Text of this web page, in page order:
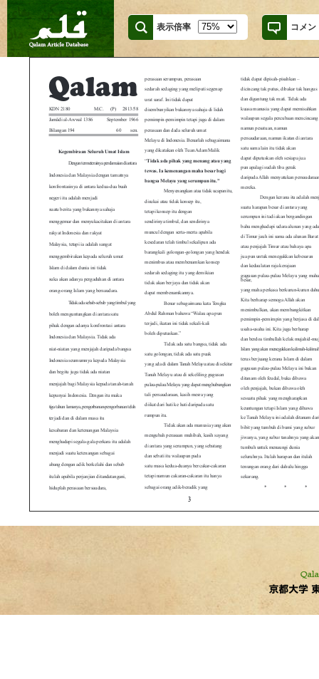
表示倍率 コメン